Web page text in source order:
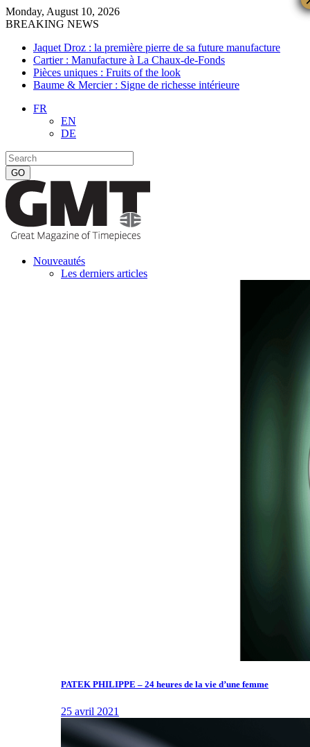
Monday, August 10, 2026
BREAKING NEWS
Jaquet Droz : la première pierre de sa future manufacture
Cartier : Manufacture à La Chaux-de-Fonds
Pièces uniques : Fruits of the look
Baume & Mercier : Signe de richesse intérieure
FR
EN
DE
Nouveautés
Les derniers articles
PATEK PHILIPPE – 24 heures de la vie d’une femme
25 avril 2021